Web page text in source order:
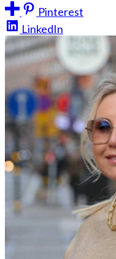
Pinterest
LinkedIn